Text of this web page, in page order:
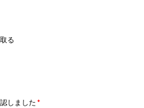
る
しました